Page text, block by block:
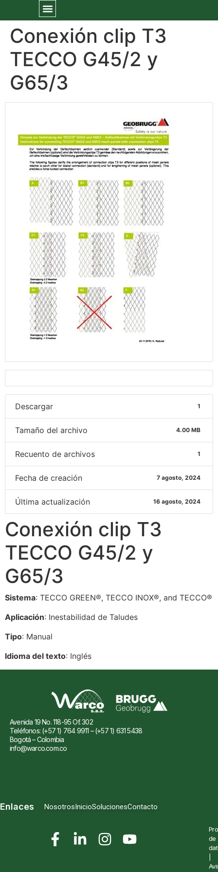
Conexión clip T3
TECCO G45/2 y
G65/3
Descargar 1
Tamaño del archivo 4.00 MB
Recuento de archivos 1
Fecha de creación 7 agosto, 2024
Última actualización 16 agosto, 2024
Conexión clip T3
TECCO G45/2 y
G65/3
Sistema: TECCO GREEN®, TECCO INOX®, and TECCO®
Aplicación: Inestabilidad de Taludes
Tipo: Manual
Idioma del texto: Inglés
Avenida 19 No. 118-95 Of. 302
Teléfonos: (+57 1) 764 9911 – (+57 1) 631 5438
Bogotá – Colombia
info@warco.com.co
Enlaces NosotrosInicioSolucionesContacto
de